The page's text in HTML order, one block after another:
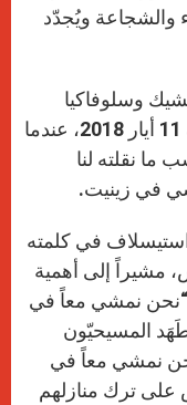
والشجاعة ويُجدّد
وسلوفاكيا
ورئيس أساقفة بريشوف يوم الجمعة 11 أيار 2018، عندما
ما نقلته لنا
في زينيت.
في كلمته
مشيراً إلى أهمية
“نحن نمشي معاً في
المسيحيّون
نمشي معاً في
على ترك منازلهم